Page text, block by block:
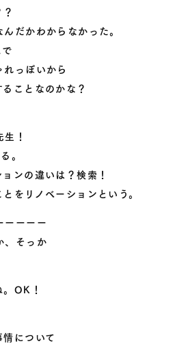
だかわからなかった。
っぽいから
ことなのかな？
！
。
ンの違いは？検索！
をリノベーションという。
ーーーー
、そっか
OK！
について